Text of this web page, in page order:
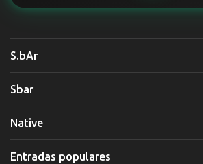
S.bAr
Sbar
Native
Entradas populares